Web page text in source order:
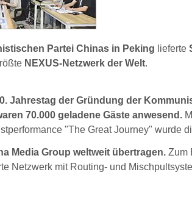
Partei Chinas in Peking lieferte
NEXUS-Netzwerk der Welt.
Jahrestag der Gründung der
70.000 geladene Gäste anwesend.
"The Great Journey" wurde
Media Group weltweit übertragen. Zum
Netzwerk mit Routing- und